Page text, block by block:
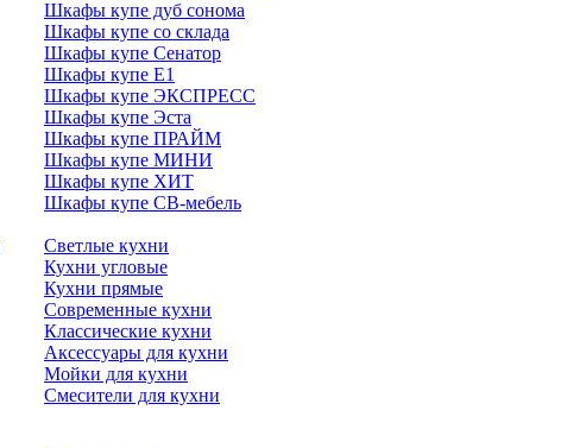
Шкафы купе дуб сонома
Шкафы купе со склада
Шкафы купе Сенатор
Шкафы купе Е1
Шкафы купе ЭКСПРЕСС
Шкафы купе Эста
Шкафы купе ПРАЙМ
Шкафы купе МИНИ
Шкафы купе ХИТ
Шкафы купе СВ-мебель
Светлые кухни
Кухни угловые
Кухни прямые
Современные кухни
Классические кухни
Аксессуары для кухни
Мойки для кухни
Смесители для кухни